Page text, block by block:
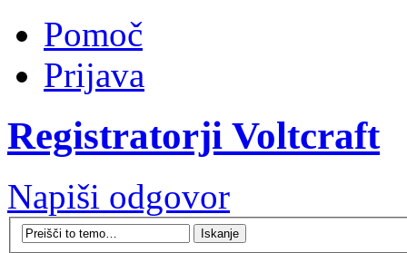
Pomoč
Prijava
Registratorji Voltcraft
Napiši odgovor